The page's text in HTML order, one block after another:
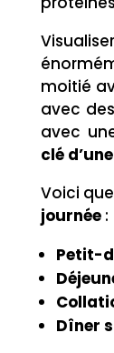
moitié
avec
avec
clé
Voici
journée:
Petit-
Dîner